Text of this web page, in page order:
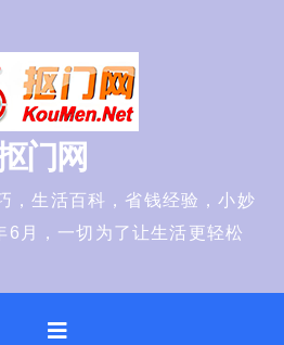
门网
，生活百科，省钱经验，小妙
6月，一切为了让生活更轻松